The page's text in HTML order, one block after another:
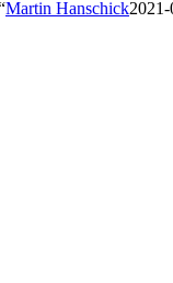
Martin Hanschick